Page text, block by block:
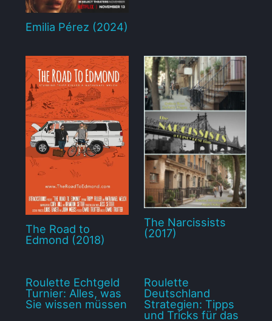
Emilia Pérez (2024)
The Road to
Edmond (2018)
The Narcissists
(2017)
Roulette Echtgeld
Turnier: Alles, was
Sie wissen müssen
Roulette
Deutschland
Strategien: Tipps
und Tricks für das